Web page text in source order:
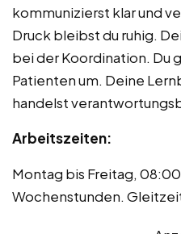
kommunizierst klar und
Druck bleibst du ruhig.
bei der Koordination. Du
Patienten um. Deine
handelst
Arbeitszeiten:
Montag bis Freitag,
Wochenstunden.